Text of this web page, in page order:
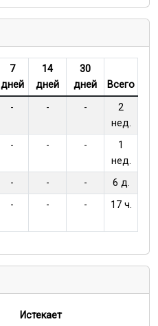
7
дней
14
дней
30
дней
Всего
- - -
2
нед.
- - -
1
нед.
- - -
6 д.
- - - 17 ч.
Истекает